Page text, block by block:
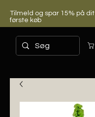
Tilmeld og spar 15% på dit
første køb